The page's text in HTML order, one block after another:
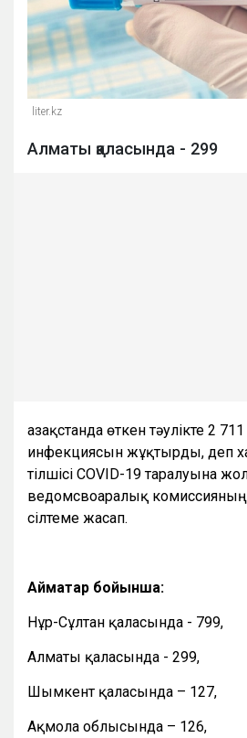
liter.kz
Алматы қаласында - 299
Қазақстанда өткен тәулікте 2
инфекциясын жұқтырды, деп
тілшісі COVID-19 таралуына
ведомсвоаралық комиссияның
сілтеме жасап.
Аймақтар бойынша:
Нұр-Сұлтан қаласында - 799,
Алматы қаласында - 299,
Шымкент қаласында – 127,
Ақмола облысында – 126,